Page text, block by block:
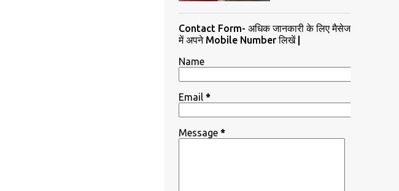
Contact Form- अधिक जानकारी के लिए मैसेज
में अपने Mobile Number लिखें |
Name
Email *
Message *